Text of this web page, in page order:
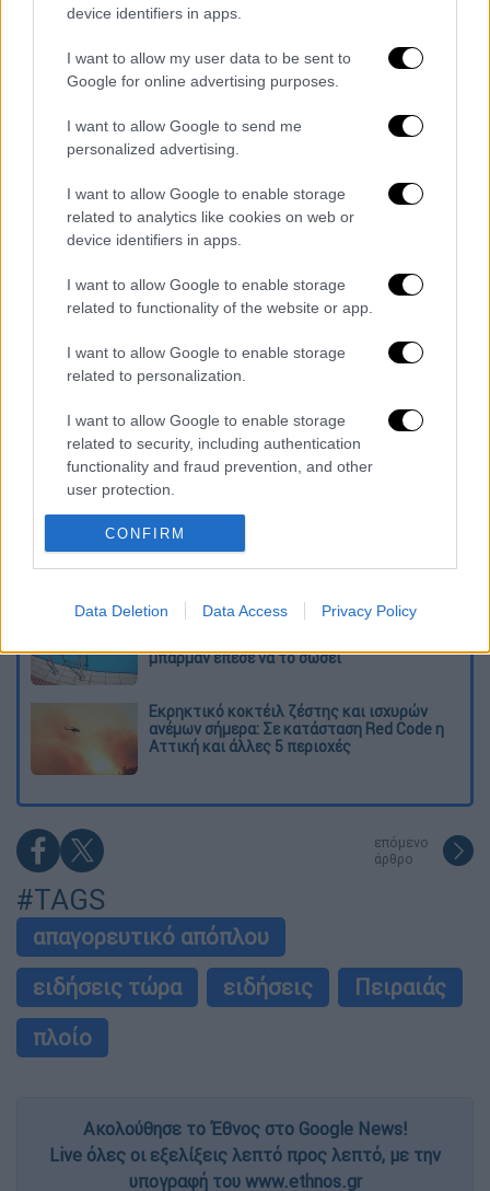
device identifiers in apps.
I want to allow my user data to be sent to
Google for online advertising purposes.
I want to allow Google to send me
personalized advertising.
I want to allow Google to enable storage
related to analytics like cookies on web or
device identifiers in apps.
I want to allow Google to enable storage
related to functionality of the website or app.
I want to allow Google to enable storage
related to personalization.
I want to allow Google to enable storage
related to security, including authentication
functionality and fraud prevention, and other
user protection.
CONFIRM
Data Deletion Data Access Privacy Policy
Τα σχολιά σας δημοσιεύονται άμεσα με δική σας ευθύνη. Το
ΕΘΝΟΣ θα παρεμβαίνει και τα προσβλητικά σχόλια θα
Από το Μίσιγκαν στον Λευκό Οίκο: Τι
σημαίνει η νίκη του Αμπντούλ Ελ-Σαγέντ
για τους Δημοκρατικούς
O στρατηγός ήταν σχιζοφρενής, εμμονικός,
πλησίαζε τα 75 όταν τον αντάμωσε η δόξα –
Εκείνος που άλλαξε την πορεία της
Πώς πνίγηκε το 4χρονο παιδί σε πισίνα
μπάρμαν έπεσε να το σώσει
Εκρηκτικό κοκτέιλ ζέστης και ισχυρών
ανέμων σήμερα: Σε κατάσταση Red Code η
Αττική και άλλες 5 περιοχές
επόμενο
άρθρο
#TAGS
απαγορευτικό απόπλου
ειδήσεις τώρα
ειδήσεις
Πειραιάς
πλοίο
Ακολούθησε το Έθνος στο Google News!
Live όλες οι εξελίξεις λεπτό προς λεπτό, με την
υπογραφή του www.ethnos.gr